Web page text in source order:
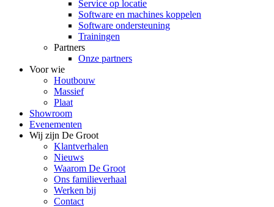
Service op locatie
Software en machines koppelen
Software ondersteuning
Trainingen
Partners
Onze partners
Voor wie
Houtbouw
Massief
Plaat
Showroom
Evenementen
Wij zijn De Groot
Klantverhalen
Nieuws
Waarom De Groot
Ons familieverhaal
Werken bij
Contact